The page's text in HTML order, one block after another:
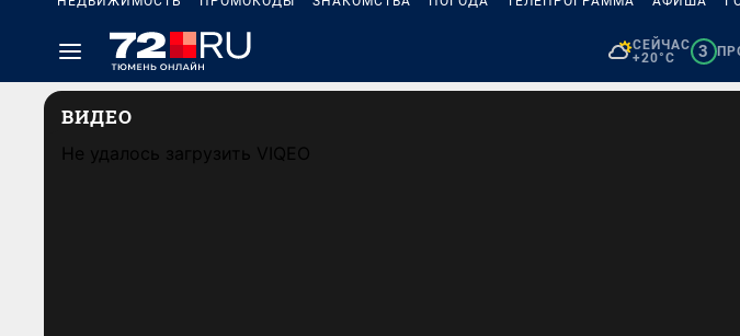
СЕЙЧАС
+20°C
3
ВИДЕО
Не удалось загрузить VIQEO